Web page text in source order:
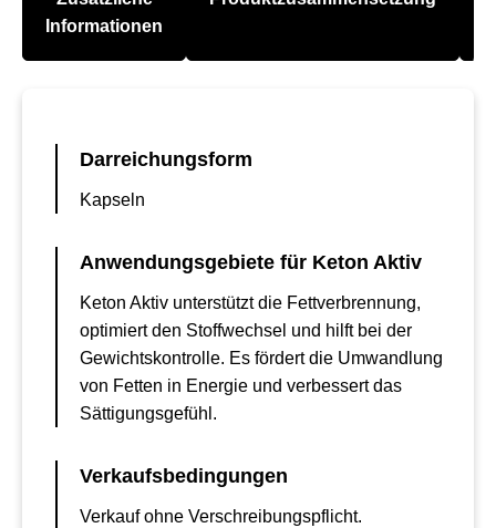
Informationen
Darreichungsform
Kapseln
Anwendungsgebiete für Keton Aktiv
Keton Aktiv unterstützt die Fettverbrennung,
optimiert den Stoffwechsel und hilft bei der
Gewichtskontrolle. Es fördert die Umwandlung
von Fetten in Energie und verbessert das
Sättigungsgefühl.
Verkaufsbedingungen
Verkauf ohne Verschreibungspflicht.